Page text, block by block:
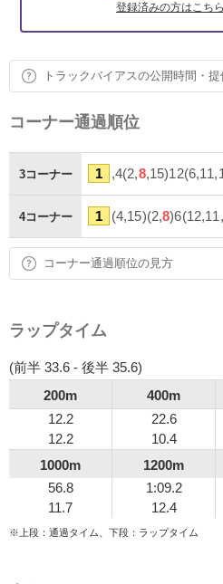
登録済みの方はこち
トラックバイアスの公開時間・提
コーナー通過順位
3コーナー 1 ,4(2,8
4コーナー 1 (4,15)(2,8
コーナー通過順位の見方
ラップタイム
(前半 33.6 - 後半 35.6)
200m
400m
12.2
12.2
22.6
10.4
1000m
1200m
56.8
11.7
1:09.2
12.4
※上段：通過タイム、下段：ラップタイム